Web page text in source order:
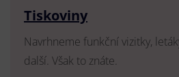
Tiskoviny
Navrhneme funkční vizitky,
další. Však to znáte.